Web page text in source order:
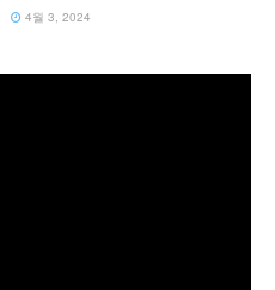
4월 3, 2024